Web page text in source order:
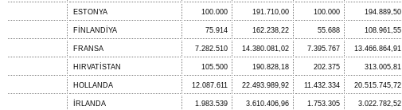
ESTONYA 100.000 191.710,00 100.000 194.889,50
FİNLANDİYA 75.914 162.238,22 55.688 108.961,55
FRANSA 7.282.510 14.380.081,02 7.395.767 13.466.864,91
HIRVATİSTAN 105.500 190.828,18 202.375 313.005,81
HOLLANDA 12.087.611 22.493.989,92 11.432.334 20.515.745,72
İRLANDA 1.983.539 3.610.406,96 1.753.305 3.022.782,52